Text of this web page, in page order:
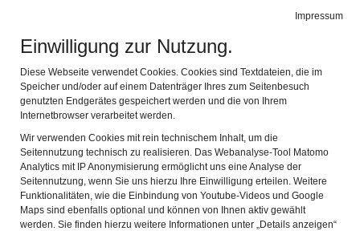
Impressum
Einwilligung zur Nutzung.
Diese Webseite verwendet Cookies. Cookies sind Textdateien, die im
Speicher und/oder auf einem Datenträger Ihres zum Seitenbesuch
genutzten Endgerätes gespeichert werden und die von Ihrem
Internetbrowser verarbeitet werden.
Wir verwenden Cookies mit rein technischem Inhalt, um die
Seitennutzung technisch zu realisieren. Das Webanalyse-Tool Matomo
Analytics mit IP Anonymisierung ermöglicht uns eine Analyse der
Seitennutzung, wenn Sie uns hierzu Ihre Einwilligung erteilen. Weitere
Funktionalitäten, wie die Einbindung von Youtube-Videos und Google
Maps sind ebenfalls optional und können von Ihnen aktiv gewählt
werden. Sie finden hierzu weitere Informationen unter „Details anzeigen“
Zurück